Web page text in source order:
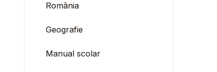
România
Geografie
Manual scolar